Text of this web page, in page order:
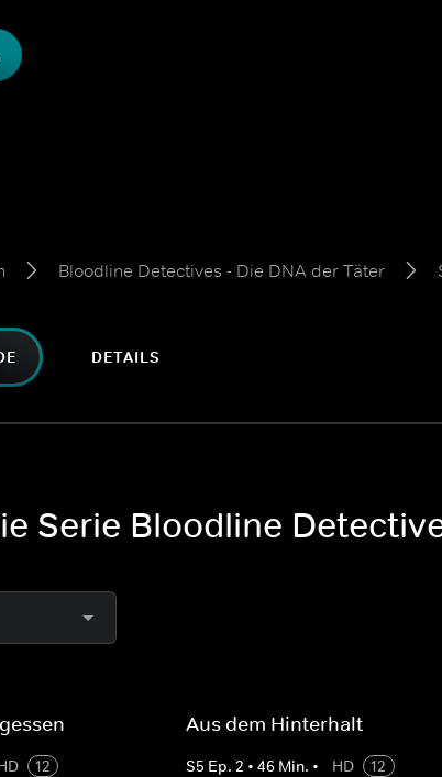
Bloodline Detectives - Die DNA der Täter
DETAILS
Serie Bloodline
12
Aus dem Hinterhalt
S5 Ep.2 •46 Min. • HD
12